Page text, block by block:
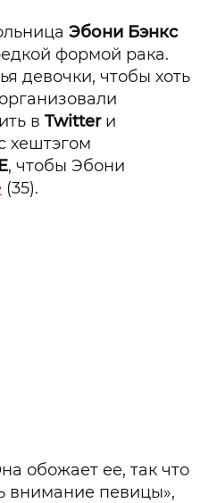
Эбони Бэнкс
формой рака.
девочки, чтобы хоть
в Twitterи
хештэгом
, чтобы Эбони
(35).
обожает ее, так что
внимание певицы»,